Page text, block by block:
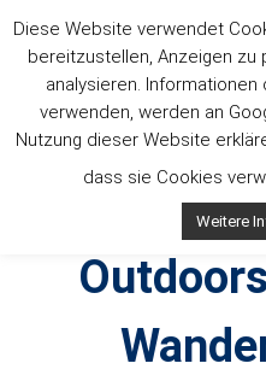
Inhalt
springen
Diese Website verwendet
bereitzustellen, Anzeigen zu
analysieren.
verwenden, werden an
Nutzung dieser Website
dass sie Cookies
Weitere